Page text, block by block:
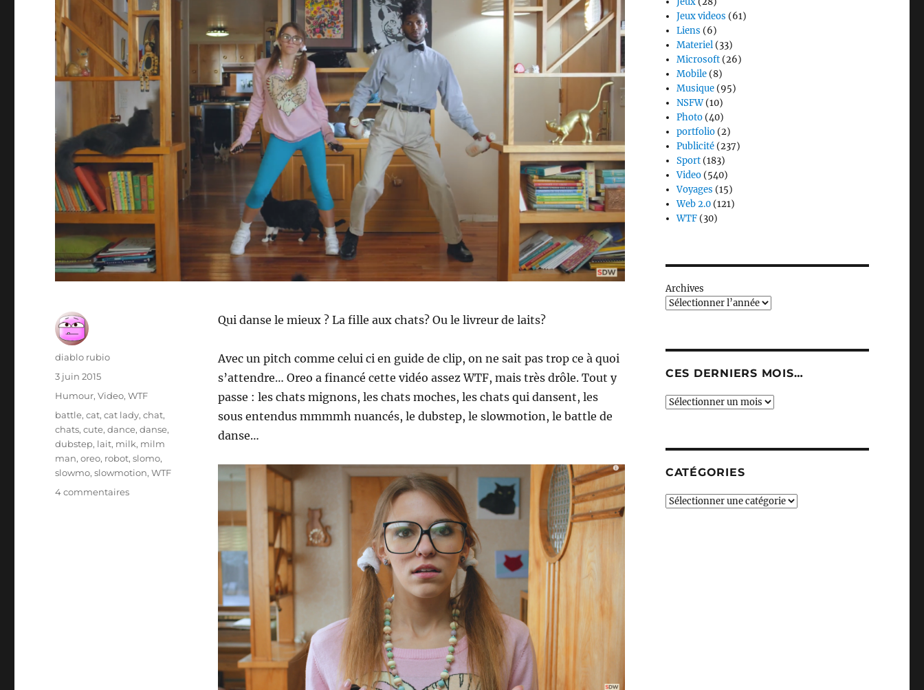
Qui danse le mieux ? La fille aux chats? Ou le livreur de laits?
Avec un pitch comme celui ci en guide de clip, on ne sait pas trop ce à quoi
s’attendre… Oreo a financé cette vidéo assez WTF, mais très drôle. Tout y
passe : les chats mignons, les chats moches, les chats qui dansent, les
sous entendus mmmmh nuancés, le dubstep, le slowmotion, le battle de
danse…
Auteur
diablo rubio
Publié
le
3 juin 2015
Catégories
Humour,Video,WTF
Étiquettes
battle,cat,cat lady,chat,
chats,cute,dance,danse,
dubstep, lait, milk, milm
man,oreo, robot,slomo,
slowmo,slowmotion,WTF
4 commentairessur
Jeux videos (61)
Liens (6)
Materiel (33)
Microsoft (26)
Mobile (8)
Musique (95)
NSFW(10)
Photo (40)
portfolio (2)
Publicité (237)
Sport (183)
Video (540)
Voyages (15)
Web 2.0 (121)
WTF (30)
Archives
CES DERNIERS MOIS…
Ces
CATÉGORIES
Catégories